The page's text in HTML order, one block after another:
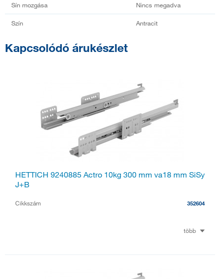
Sín mozgása Nincs megadva
Szín Antracit
Kapcsolódó árukészlet
HETTICH 9240885 Actro 10kg 300 mm va18 mm SiSy
J+B
Cikkszám 352604
több